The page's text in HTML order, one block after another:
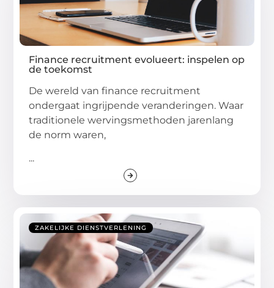
Finance recruitment evolueert: inspelen op
de toekomst
De wereld van finance recruitment
ondergaat ingrijpende veranderingen. Waar
traditionele wervingsmethoden jarenlang
de norm waren,
...
ZAKELIJKE DIENSTVERLENING